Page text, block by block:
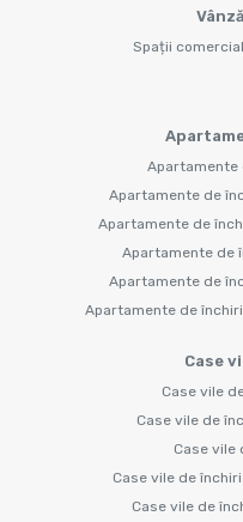
Spații
Apartamente
Apartamente de
Apartamente de
Apartamente de
Apartamente de
Apartamente de
Case
Case vile
Case vile de
Case vile
Case vile de
Case vile de